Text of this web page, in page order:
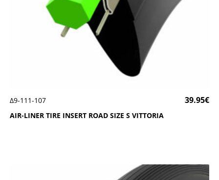
ΑΙR-LΙΝΕR ΤΙRΕ ΙΝSΕRΤ RΟΑD SΙΖΕ S VΙΤΤΟRΙΑ
Δ9-111-107 39.95€